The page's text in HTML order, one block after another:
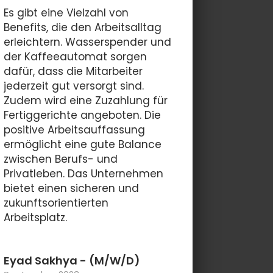
Es gibt eine Vielzahl von
Benefits, die den Arbeitsalltag
erleichtern. Wasserspender und
der Kaffeeautomat sorgen
dafür, dass die Mitarbeiter
jederzeit gut versorgt sind.
Zudem wird eine Zuzahlung für
Fertiggerichte angeboten. Die
positive Arbeitsauffassung
ermöglicht eine gute Balance
zwischen Berufs- und
Privatleben. Das Unternehmen
bietet einen sicheren und
zukunftsorientierten
Arbeitsplatz.
Eyad Sakhya - (M/W/D)